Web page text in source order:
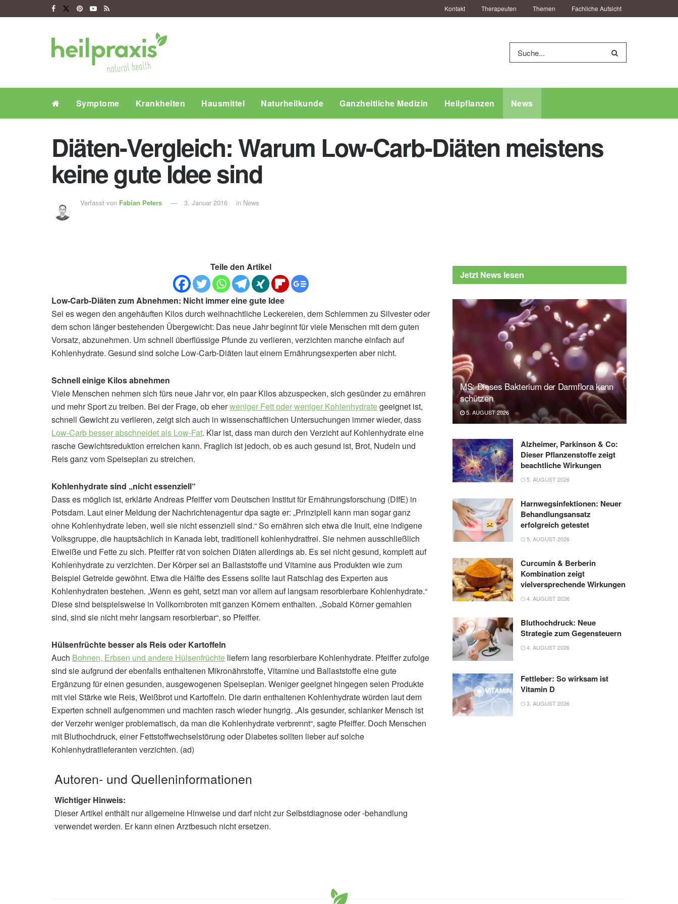
Kontakt Therapeuten Themen Fachliche Aufsicht
Symptome Krankheiten Hausmittel Naturheilkunde Ganzheitliche Medizin Heilpflanzen News
Diäten-Vergleich: Warum Low-Carb-Diäten meistens
keine gute Idee sind
Verfasst von Fabian Peters 3. Januar 2016 in News
Teile den Artikel
Low-Carb-Diäten zum Abnehmen: Nicht immer eine gute Idee
Sei es wegen den angehäuften Kilos durch weihnachtliche Leckereien, dem Schlemmen zu Silvester oder
dem schon länger bestehenden Übergewicht: Das neue Jahr beginnt für viele Menschen mit dem guten
Vorsatz, abzunehmen. Um schnell überflüssige Pfunde zu verlieren, verzichten manche einfach auf
Kohlenhydrate. Gesund sind solche Low-Carb-Diäten laut einem Ernährungsexperten aber nicht.
Schnell einige Kilos abnehmen
Viele Menschen nehmen sich fürs neue Jahr vor, ein paar Kilos abzuspecken, sich gesünder zu ernähren
und mehr Sport zu treiben. Bei der Frage, ob eherweniger Fett oder weniger Kohlenhydrategeeignet ist,
schnell Gewicht zu verlieren, zeigt sich auch in wissenschaftlichen Untersuchungen immer wieder, dass
Low-Carb besser abschneidet als Low-Fat. Klar ist, dass man durch den Verzicht auf Kohlenhydrate eine
rasche Gewichtsreduktion erreichen kann. Fraglich ist jedoch, ob es auch gesund ist, Brot, Nudeln und
Reis ganz vom Speiseplan zu streichen.
Kohlenhydrate sind „nicht essenziell“
Dass es möglich ist, erklärte Andreas Pfeiffer vom Deutschen Institut für Ernährungsforschung (DIfE) in
Potsdam. Laut einer Meldung der Nachrichtenagentur dpa sagte er: „Prinzipiell kann man sogar ganz
ohne Kohlenhydrate leben, weil sie nicht essenziell sind.“ So ernähren sich etwa die Inuit, eine indigene
Volksgruppe, die hauptsächlich in Kanada lebt, traditionell kohlenhydratfrei. Sie nehmen ausschließlich
Eiweiße und Fette zu sich. Pfeiffer rät von solchen Diäten allerdings ab. Es sei nicht gesund, komplett auf
Kohlenhydrate zu verzichten. Der Körper sei an Ballaststoffe und Vitamine aus Produkten wie zum
Beispiel Getreide gewöhnt. Etwa die Hälfte des Essens sollte laut Ratschlag des Experten aus
Kohlenhydraten bestehen. „Wenn es geht, setzt man vor allem auf langsam resorbierbare Kohlenhydrate.“
Diese sind beispielsweise in Vollkornbroten mit ganzen Körnern enthalten. „Sobald Körner gemahlen
sind, sind sie nicht mehr langsam resorbierbar“, so Pfeiffer.
Hülsenfrüchte besser als Reis oder Kartoffeln
Auch Bohnen, Erbsen und andere Hülsenfrüchte liefern lang resorbierbare Kohlenhydrate. Pfeiffer zufolge
sind sie aufgrund der ebenfalls enthaltenen Mikronährstoffe, Vitamine und Ballaststoffe eine gute
Ergänzung für einen gesunden, ausgewogenen Speiseplan. Weniger geeignet hingegen seien Produkte
mit viel Stärke wie Reis, Weißbrot und Kartoffeln. Die darin enthaltenen Kohlenhydrate würden laut dem
Experten schnell aufgenommen und machten rasch wieder hungrig. „Als gesunder, schlanker Mensch ist
der Verzehr weniger problematisch, da man die Kohlenhydrate verbrennt“, sagte Pfeiffer. Doch Menschen
mit Bluthochdruck, einer Fettstoffwechselstörung oder Diabetes sollten lieber auf solche
Kohlenhydratlieferanten verzichten. (ad)
Autoren- und Quelleninformationen
Wichtiger Hinweis:
Dieser Artikel enthält nur allgemeine Hinweise und darf nicht zur Selbstdiagnose oder -behandlung
verwendet werden. Er kann einen Arztbesuch nicht ersetzen.
Jetzt News lesen
MS: Dieses Bakterium der Darmflora kann
schützen
5. AUGUST 2026
Alzheimer, Parkinson & Co:
Dieser Pflanzenstoffe zeigt
beachtliche Wirkungen
5. AUGUST 2026
Harnwegsinfektionen: Neuer
Behandlungsansatz
erfolgreich getestet
5. AUGUST 2026
Curcumin & Berberin
Kombination zeigt
vielversprechende Wirkungen
4. AUGUST 2026
Bluthochdruck: Neue
Strategie zum Gegensteuern
4. AUGUST 2026
Fettleber: So wirksam ist
Vitamin D
3. AUGUST 2026